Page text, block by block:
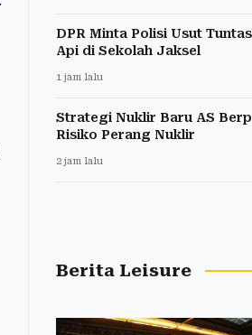
DPR Minta Polisi Usut
Api di Sekolah Jaksel
1 jam lalu
Strategi Nuklir Baru AS
Risiko Perang Nuklir
2 jam lalu
Berita Leisure